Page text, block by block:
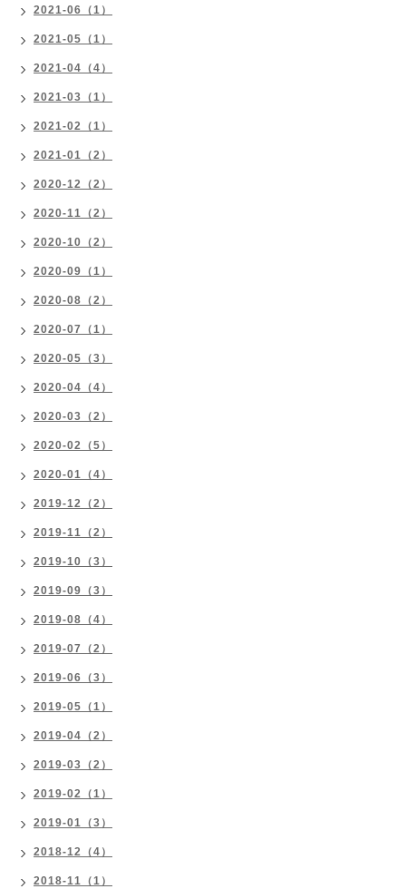
2021-06（1）
2021-05（1）
2021-04（4）
2021-03（1）
2021-02（1）
2021-01（2）
2020-12（2）
2020-11（2）
2020-10（2）
2020-09（1）
2020-08（2）
2020-07（1）
2020-05（3）
2020-04（4）
2020-03（2）
2020-02（5）
2020-01（4）
2019-12（2）
2019-11（2）
2019-10（3）
2019-09（3）
2019-08（4）
2019-07（2）
2019-06（3）
2019-05（1）
2019-04（2）
2019-03（2）
2019-02（1）
2019-01（3）
2018-12（4）
2018-11（1）